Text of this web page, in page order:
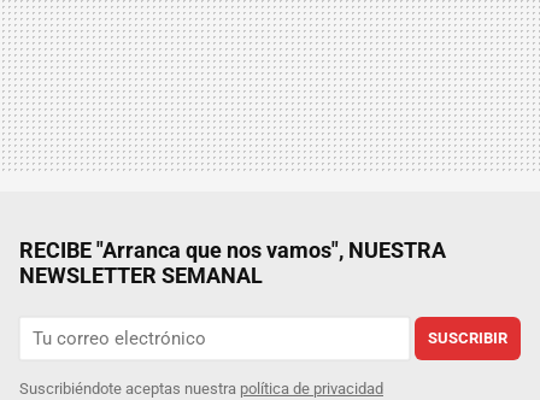
RECIBE "Arranca que nos vamos", NUESTRA
NEWSLETTER SEMANAL
SUSCRIBIR
Suscribiéndote aceptas nuestra política de privacidad